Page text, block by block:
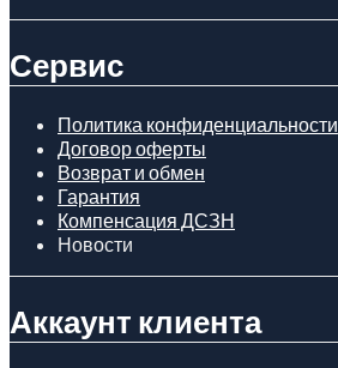
Сервис
Политика конфиденциальности
Договор оферты
Возврат и обмен
Гарантия
Компенсация ДСЗН
Новости
Аккаунт клиента